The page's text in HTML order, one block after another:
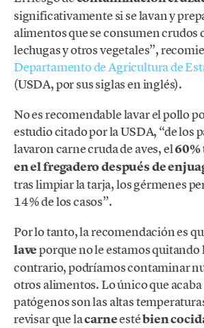
significativamente si se lavan y
alimentos que se consumen crudos
lechugas y otros vegetales”,
Departamento de Agricultura de
(USDA, por sus siglas en inglés).
No es recomendable lavar el pollo
estudio citado por la USDA, “de los
lavaron carne cruda de aves, el
en el fregadero después de
tras limpiar la tarja, los gérmenes
14% de los casos”.
Por lo tanto, la recomendación es
laveporque no le estamos quitando
contrario, podríamos contaminar
otros alimentos. Lo único que acaba
patógenos son las altas
revisar que lacarneestébien